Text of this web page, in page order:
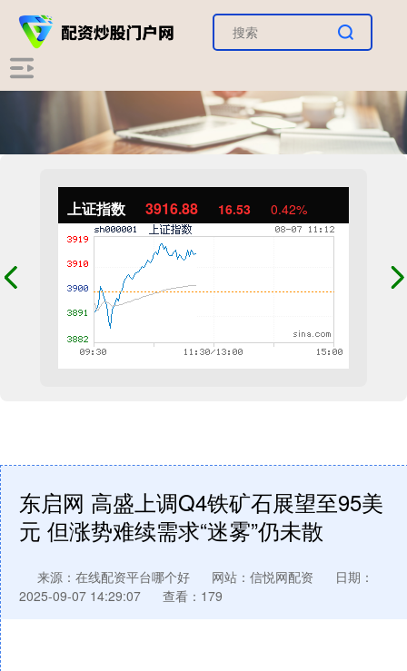
上证指数 3916.88 16.53 0.42%
东启网 高盛上调Q4铁矿石展望至95美
元 但涨势难续需求“迷雾”仍未散
来源：在线配资平台哪个好 网站：信悦网配资
日期：
2025-09-07 14:29:07
查看：179